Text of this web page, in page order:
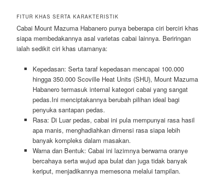
FITUR KHAS SERTA KARAKTERISTIK
Cabai Mount Mazuma Habanero punya beberapa ciri berciri khas
siapa membedakannya asal varietas cabai lainnya. Beriringan
ialah sedikit ciri khas utamanya:
Kepedasan: Serta taraf kepedasan mencapai 100.000
hingga 350.000 Scoville Heat Units (SHU), Mount Mazuma
Habanero termasuk internal kategori cabai yang sangat
pedas.Ini menciptakannya berubah pilihan ideal bagi
penyuka santapan pedas.
Rasa: Di Luar pedas, cabai ini pula mempunyai rasa hasil
apa manis, menghadiahkan dimensi rasa siapa lebih
banyak kompleks dalam masakan.
Warna dan Bentuk: Cabai ini lazimnya berwarna oranye
bercahaya serta wujud apa bulat dan juga tidak banyak
keriput, menjadikannya memesona melalui tampilan.